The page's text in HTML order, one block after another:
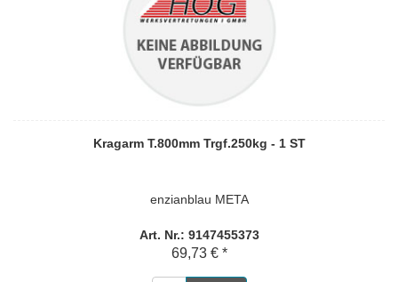
Kragarm T.800mm Trgf.250kg - 1 ST
enzianblau META
Art. Nr.: 9147455373
69,73 € *